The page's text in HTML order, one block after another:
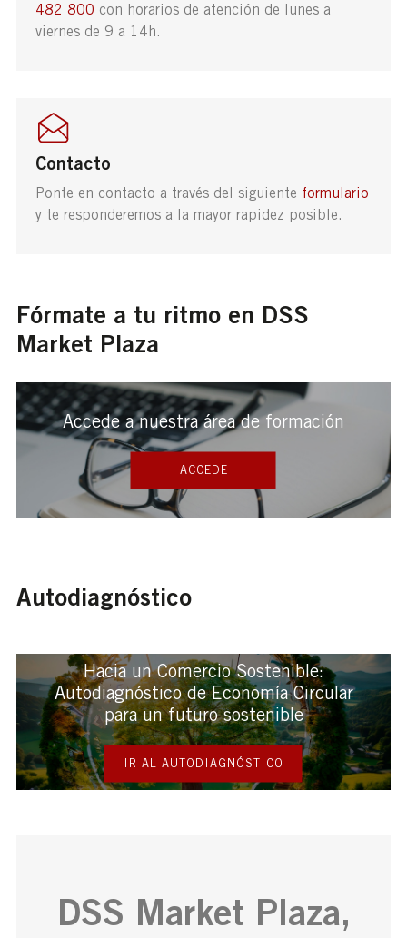
482 800 con horarios de atención de lunes a
viernes de 9 a 14h.
Contacto
Ponte en contacto a través del siguiente formulario
y te responderemos a la mayor rapidez posible.
Fórmate a tu ritmo en DSS
Market Plaza
Accede a nuestra área de formación
ACCEDE
Autodiagnóstico
Hacia un Comercio Sostenible:
Autodiagnóstico de Economía Circular
para un futuro sostenible
IR AL AUTODIAGNÓSTICO
DSS Market Plaza,